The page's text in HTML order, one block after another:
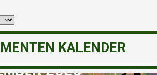
KALENDER